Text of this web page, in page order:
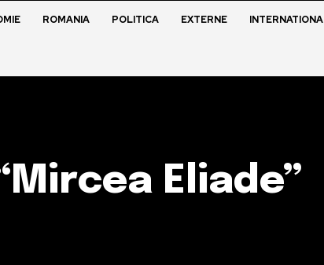
ROMANIA POLITICA EXTERNE
Eliade”